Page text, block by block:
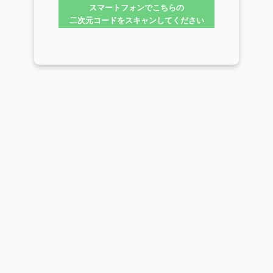
スマートフォンでこちらの
二次元コードをスキャンしてください